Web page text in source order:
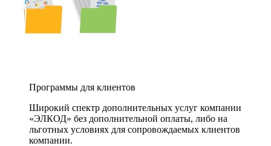
Программы для клиентов
Широкий спектр дополнительных услуг компании
«ЭЛКОД» без дополнительной оплаты, либо на
льготных условиях для сопровождаемых клиентов
компании.